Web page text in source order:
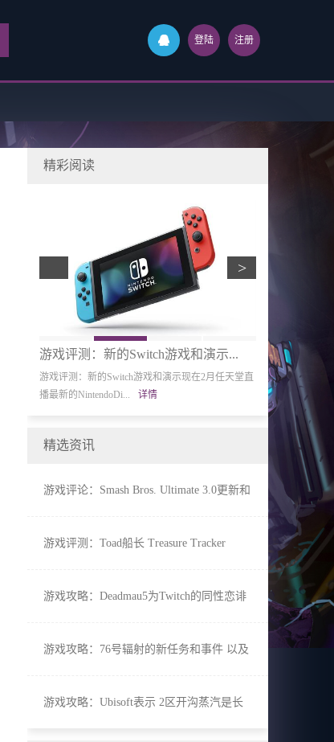
登陆 注册
精彩阅读
游戏评测：新的Switch游戏和演示...
游戏评测：新的Switch游戏和演示现在2月任天堂直
播最新的NintendoDi...
详情
游戏评测：
游戏评测：
升阿方索·里贝罗...
>
精选资讯
游戏评论：Smash Bros. Ultimate 3.0更新和
游戏评测：Toad船长 Treasure Tracker
游戏攻略：Deadmau5为Twitch的同性恋诽
游戏攻略：76号辐射的新任务和事件 以及
游戏攻略：Ubisoft表示 2区开沟蒸汽是长